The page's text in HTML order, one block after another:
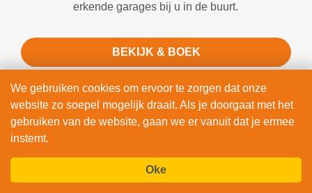
erkende garages bij u in de buurt.
BEKIJK & BOEK
Waarom Vandaag Auto's in Diever
We gebruiken cookies om ervoor te zorgen dat onze
website zo soepel mogelijk draait. Als je doorgaat met het
gebruiken van de website, gaan we er vanuit dat je ermee
instemt.
Oke